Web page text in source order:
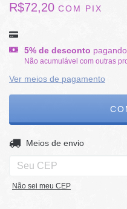
R$72,20 COM PIX
5% de desconto
Não acumulável com outras
Ver meios de pagamento
Entregas para o CEP:
Meios de envio
Não sei meu CEP